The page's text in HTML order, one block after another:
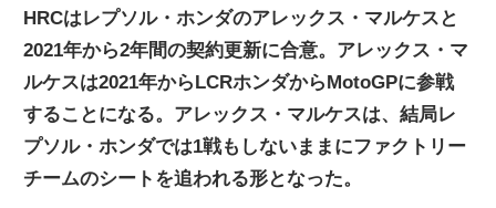
イ
ク
ニ
HRCはレプソル・ホンダのアレックス・マルケスと
2021年から2年間の契約更新に合意。アレックス・マ
ルケスは2021年からLCRホンダからMotoGPに参戦
することになる。アレックス・マルケスは、結局レ
プソル・ホンダでは1戦もしないままにファクトリー
チームのシートを追われる形となった。